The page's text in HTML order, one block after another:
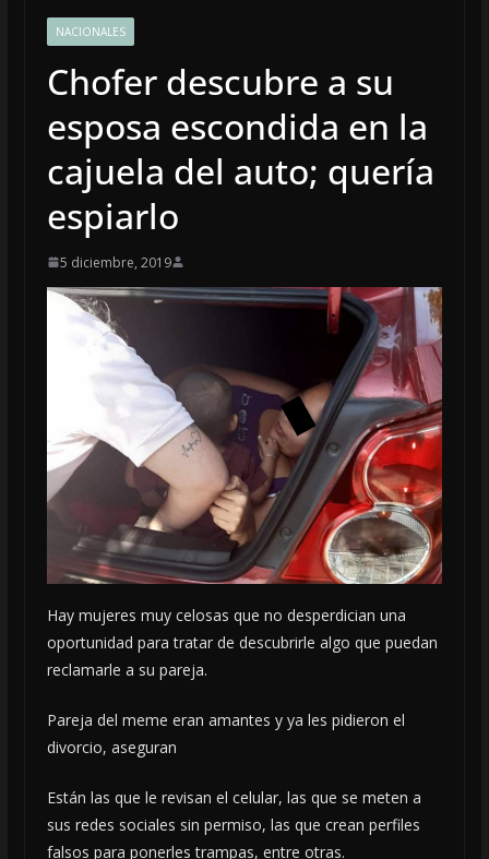
NACIONALES
Chofer descubre a su
esposa escondida en la
cajuela del auto; quería
espiarlo
5 diciembre, 2019
Hay mujeres muy celosas que no desperdician una
oportunidad para tratar de descubrirle algo que puedan
reclamarle a su pareja.
Pareja del meme eran amantes y ya les pidieron el
divorcio, aseguran
Están las que le revisan el celular, las que se meten a
sus redes sociales sin permiso, las que crean perfiles
falsos para ponerles trampas, entre otras.